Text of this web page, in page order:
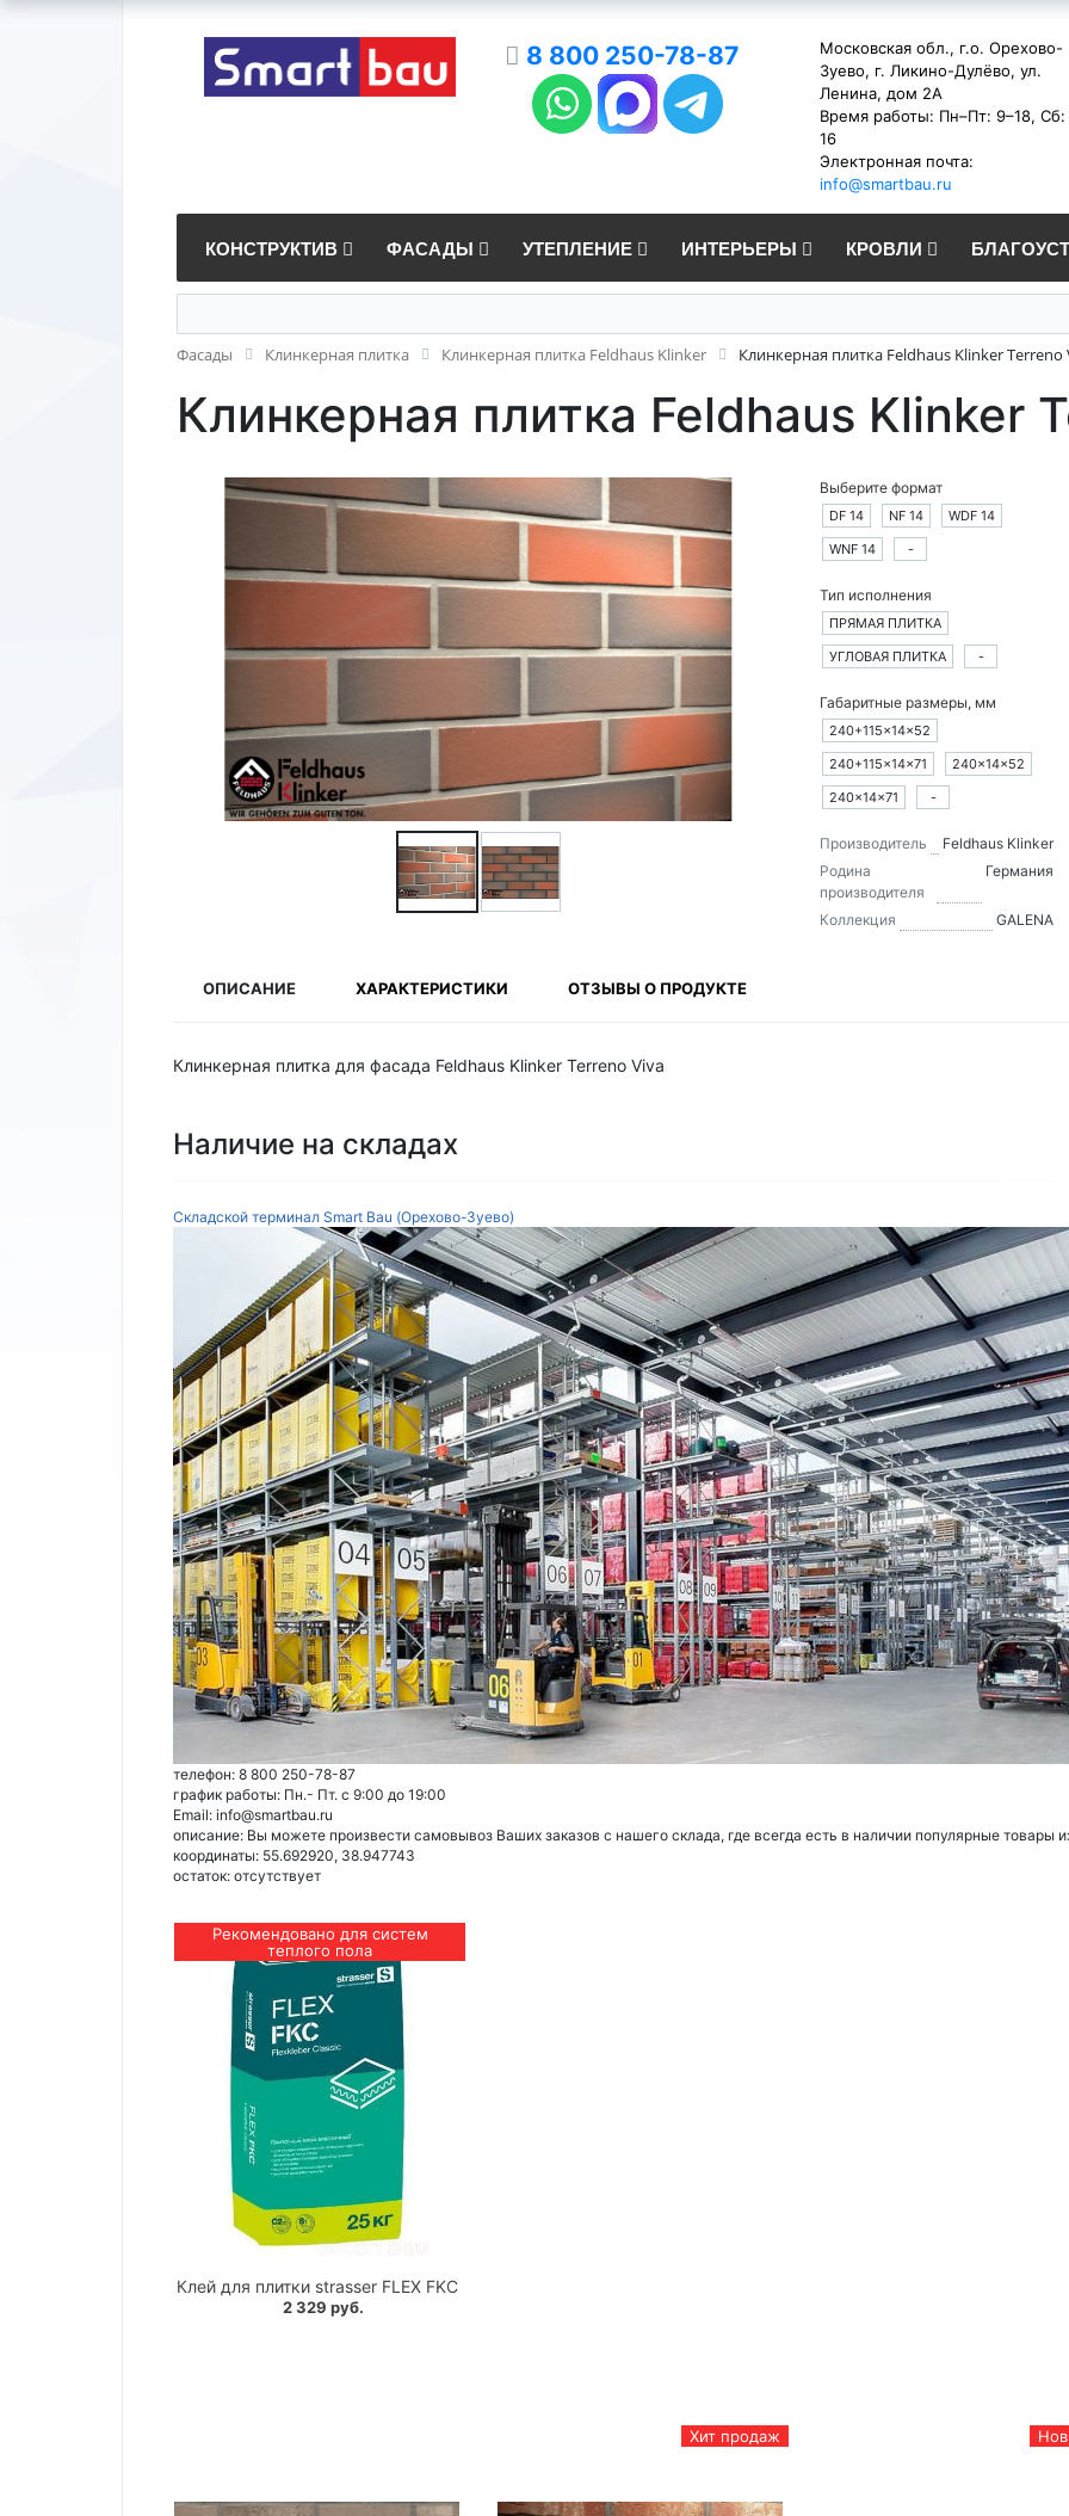
8 800 250-78-87
Московская обл., г.о. Орехово-
Зуево, г. Ликино-Дулёво, ул.
Ленина, дом 2А
Время работы: Пн–Пт: 9–18, Сб:
16
Электронная почта:
info@smartbau.ru
КОНСТРУКТИВ ФАСАДЫ УТЕПЛЕНИЕ ИНТЕРЬЕРЫ КРОВЛИ
Фасады Клинкерная плитка Клинкерная плитка Feldhaus Klinker Клинкерная плитка Feldhaus Klinker Terreno
Клинкерная плитка Feldhaus Klinker
Выберите формат
DF 14 NF 14
WDF 14
WNF 14
-
Тип исполнения
ПРЯМАЯ ПЛИТКА
УГЛОВАЯ ПЛИТКА
-
Габаритные размеры, мм
240+115×14×52
240+115×14×71
240×14×52
240×14×71
-
Производитель
Feldhaus Klinker
Родина
производителя
Германия
Коллекция GALENA
ОПИСАНИЕ ХАРАКТЕРИСТИКИ ОТЗЫВЫ О ПРОДУКТЕ
Клинкерная плитка для фасада Feldhaus Klinker Terreno Viva
Наличие на складах
Складской терминал Smart Bau (Орехово-Зуево)
телефон: 8 800 250-78-87
график работы: Пн.- Пт. с 9:00 до 19:00
Email: info@smartbau.ru
описание: Вы можете произвести самовывоз Ваших заказов с нашего склада, где всегда есть в наличии популярные товары
координаты: 55.692920, 38.947743
остаток: отсутствует
Рекомендовано для систем
теплого пола
Клей для плитки strasser FLEX FKC
2 329 руб.
Хит продаж